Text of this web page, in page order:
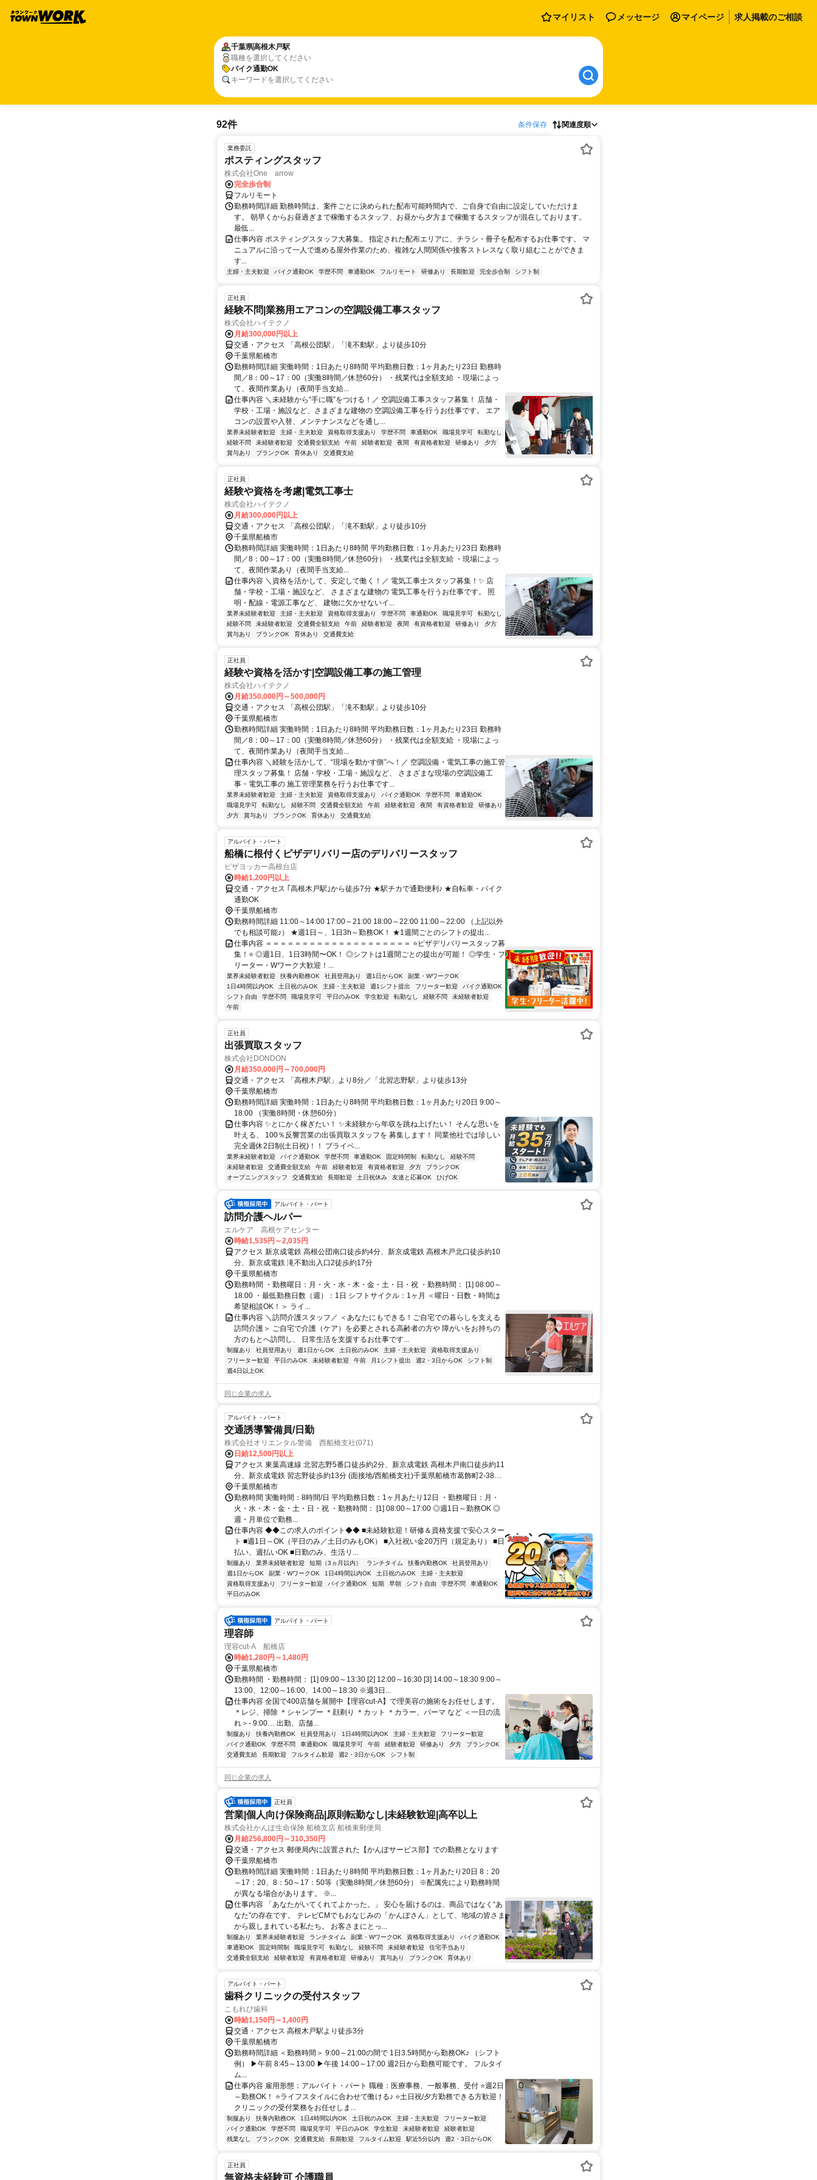
マイリスト メッセージ マイページ 求人掲載のご相談
千葉県高根木戸駅
職種を選択してください
バイク通勤OK
キーワードを選択してください
92件 条件保存 関連度順
業務委託
ポスティングスタッフ
株式会社One arrow
完全歩合制
フルリモート
勤務時間詳細 勤務時間は、案件ごとに決められた配布可能時間内で、ご自身で自由に設定していただけま
す。 朝早くからお昼過ぎまで稼働するスタッフ、お昼から夕方まで稼働するスタッフが混在しております。
最低...
仕事内容 ポスティングスタッフ大募集。 指定された配布エリアに、チラシ・冊子を配布するお仕事です。 マ
ニュアルに沿って一人で進める屋外作業のため、複雑な人間関係や接客ストレスなく取り組むことができま
す...
主婦・主夫歓迎 バイク通勤OK 学歴不問 車通勤OK フルリモート 研修あり 長期歓迎 完全歩合制 シフト制
正社員
経験不問|業務用エアコンの空調設備工事スタッフ
株式会社ハイテクノ
月給300,000円以上
交通・アクセス 「高根公団駅」「滝不動駅」より徒歩10分
千葉県船橋市
勤務時間詳細 実働時間：1日あたり8時間 平均勤務日数：1ヶ月あたり23日 勤務時
間／8：00～17：00（実働8時間／休憩60分） ・残業代は全額支給 ・現場によっ
て、夜間作業あり（夜間手当支給...
仕事内容 ＼未経験から“手に職”をつける！／ 空調設備工事スタッフ募集！ 店舗・
学校・工場・施設など、さまざまな建物の 空調設備工事を行うお仕事です。 エア
コンの設置や入替、メンテナンスなどを通し...
業界未経験者歓迎 主婦・主夫歓迎 資格取得支援あり 学歴不問 車通勤OK 職場見学可
転勤なし
経験不問
未経験者歓迎 交通費全額支給 午前 経験者歓迎 夜間 有資格者歓迎 研修あり
夕方
賞与あり
ブランクOK 育休あり 交通費支給
正社員
経験や資格を考慮|電気工事士
株式会社ハイテクノ
月給300,000円以上
交通・アクセス 「高根公団駅」「滝不動駅」より徒歩10分
千葉県船橋市
勤務時間詳細 実働時間：1日あたり8時間 平均勤務日数：1ヶ月あたり23日 勤務時
間／8：00～17：00（実働8時間／休憩60分） ・残業代は全額支給 ・現場によっ
て、夜間作業あり（夜間手当支給...
仕事内容 ＼資格を活かして、安定して働く！／ 電気工事士スタッフ募集！✨ 店
舗・学校・工場・施設など、 さまざまな建物の 電気工事を行うお仕事です。 照
明・配線・電源工事など、 建物に欠かせないイ...
業界未経験者歓迎 主婦・主夫歓迎 資格取得支援あり 学歴不問 車通勤OK 職場見学可
転勤なし
経験不問
未経験者歓迎 交通費全額支給 午前 経験者歓迎 夜間 有資格者歓迎 研修あり
夕方
賞与あり
ブランクOK 育休あり 交通費支給
正社員
経験や資格を活かす|空調設備工事の施工管理
株式会社ハイテクノ
月給350,000円～500,000円
交通・アクセス 「高根公団駅」「滝不動駅」より徒歩10分
千葉県船橋市
勤務時間詳細 実働時間：1日あたり8時間 平均勤務日数：1ヶ月あたり23日 勤務時
間／8：00～17：00（実働8時間／休憩60分） ・残業代は全額支給 ・現場によっ
て、夜間作業あり（夜間手当支給...
仕事内容 ＼経験を活かして、“現場を動かす側”へ！／ 空調設備・電気工事の施工管
理スタッフ募集！ 店舗・学校・工場・施設など、 さまざまな現場の空調設備工
事・電気工事の 施工管理業務を行うお仕事です...
業界未経験者歓迎 主婦・主夫歓迎 資格取得支援あり バイク通勤OK 学歴不問
車通勤OK
職場見学可
転勤なし 経験不問 交通費全額支給 午前 経験者歓迎 夜間 有資格者歓迎
研修あり
夕方
賞与あり ブランクOK 育休あり 交通費支給
アルバイト・パート
船橋に根付くピザデリバリー店のデリバリースタッフ
ピザヨッカー高根台店
時給1,200円以上
交通・アクセス ｢高根木戸駅｣から徒歩7分 ★駅チカで通勤便利♪ ★自転車・バイク
通勤OK
千葉県船橋市
勤務時間詳細 11:00～14:00 17:00～21:00 18:00～22:00 11:00～22:00 （上記以外
でも相談可能♪） ★週1日～、1日3h～勤務OK！ ★1週間ごとのシフトの提出...
仕事内容 ＝＝＝＝＝＝＝＝＝＝＝＝＝＝＝＝＝＝＝＝ ⭐ピザデリバリースタッフ募
集！⭐ ◎週1日、1日3時間〜OK！ ◎シフトは1週間ごとの提出が可能！ ◎学生・フ
リーター・Wワーク大歓迎！...
業界未経験者歓迎 扶養内勤務OK 社員登用あり 週1日からOK
副業・WワークOK
1日4時間以内OK
土日祝のみOK 主婦・主夫歓迎 週1シフト提出 フリーター歓迎
バイク通勤OK
シフト自由
学歴不問 職場見学可 平日のみOK 学生歓迎 転勤なし 経験不問
未経験者歓迎
午前
正社員
出張買取スタッフ
株式会社DONDON
月給350,000円～700,000円
交通・アクセス 「高根木戸駅」より8分／「北習志野駅」より徒歩13分
千葉県船橋市
勤務時間詳細 実働時間：1日あたり8時間 平均勤務日数：1ヶ月あたり20日 9:00～
18:00 （実働8時間・休憩60分）
仕事内容 ✨とにかく稼ぎたい！ ✨未経験から年収を跳ね上げたい！ そんな思いを
叶える、 100％反響営業の出張買取スタッフを 募集します！ 同業他社では珍しい
完全週休2日制(土日祝)！！ プライベ...
業界未経験者歓迎 バイク通勤OK 学歴不問 車通勤OK 固定時間制 転勤なし
経験不問
未経験者歓迎
交通費全額支給 午前 経験者歓迎 有資格者歓迎 夕方
ブランクOK
オープニングスタッフ
交通費支給 長期歓迎 土日祝休み 友達と応募OK ひげOK
アルバイト・パート
訪問介護ヘルパー
エルケア 高根ケアセンター
時給1,535円～2,035円
アクセス 新京成電鉄 高根公団南口徒歩約4分、新京成電鉄 高根木戸北口徒歩約10
分、新京成電鉄 滝不動出入口2徒歩約17分
千葉県船橋市
勤務時間 ・勤務曜日：月・火・水・木・金・土・日・祝 ・勤務時間： [1] 08:00～
18:00 ・最低勤務日数（週）：1日 シフトサイクル：1ヶ月 ＜曜日・日数・時間は
希望相談OK！＞ ライ...
仕事内容 ＼訪問介護スタッフ／ ＜あなたにもできる！ご自宅での暮らしを支える
訪問介護＞ ご自宅で介護（ケア）を必要とされる高齢者の方や 障がいをお持ちの
方のもとへ訪問し、 日常生活を支援するお仕事です...
制服あり 社員登用あり 週1日からOK 土日祝のみOK 主婦・主夫歓迎
資格取得支援あり
フリーター歓迎
平日のみOK 未経験者歓迎 午前 月1シフト提出 週2・3日からOK
シフト制
週4日以上OK
同じ企業の求人
アルバイト・パート
交通誘導警備員/日勤
株式会社オリエンタル警備 西船橋支社(071)
日給12,500円以上
アクセス 東葉高速線 北習志野5番口徒歩約2分、新京成電鉄 高根木戸南口徒歩約11
分、新京成電鉄 習志野徒歩約13分 (面接地/西船橋支社)千葉県船橋市葛飾町2-380-2
ヤマゲンビル2階
千葉県船橋市
勤務時間 実働時間：8時間/日 平均勤務日数：1ヶ月あたり12日 ・勤務曜日：月・
火・水・木・金・土・日・祝 ・勤務時間： [1] 08:00～17:00 ◎週1日～勤務OK ◎
週・月単位で勤務...
仕事内容 ◆◆この求人のポイント◆◆ ■未経験歓迎！研修＆資格支援で安心スター
ト ■週1日～OK（平日のみ／土日のみもOK） ■入社祝い金20万円（規定あり） ■日
払い、週払いOK ■日勤のみ、生活リ...
制服あり 業界未経験者歓迎 短期（3ヵ月以内） ランチタイム 扶養内勤務OK
社員登用あり
週1日からOK
副業・WワークOK 1日4時間以内OK 土日祝のみOK
主婦・主夫歓迎
資格取得支援あり
フリーター歓迎 バイク通勤OK 短期 早朝 シフト自由 学歴不問
車通勤OK
平日のみOK
アルバイト・パート
理容師
理容cut-A 船橋店
時給1,280円～1,480円
千葉県船橋市
勤務時間 ・勤務時間： [1] 09:00～13:30 [2] 12:00～16:30 [3] 14:00～18:30 9:00～
13:00、12:00～16:00、14:00～18:30 ※週3日...
仕事内容 全国で400店舗を展開中【理容cut-A】で理美容の施術をお任せします。
＊レジ、掃除 ＊シャンプー ＊顔剃り ＊カット ＊カラー、パーマ など ＜一日の流
れ＞- 9:00… 出勤、店舗...
制服あり 扶養内勤務OK 社員登用あり 1日4時間以内OK 主婦・主夫歓迎
フリーター歓迎
バイク通勤OK
学歴不問 車通勤OK 職場見学可 午前 経験者歓迎 研修あり 夕方
ブランクOK
交通費支給
長期歓迎 フルタイム歓迎 週2・3日からOK シフト制
同じ企業の求人
正社員
営業|個人向け保険商品|原則転勤なし|未経験歓迎|高卒以上
株式会社かんぽ生命保険 船橋支店 船橋東郵便局
月給256,800円～310,350円
交通・アクセス 郵便局内に設置された【かんぽサービス部】での勤務となります
千葉県船橋市
勤務時間詳細 実働時間：1日あたり8時間 平均勤務日数：1ヶ月あたり20日 8：20
～17：20、8：50～17：50等（実働8時間／休憩60分） ※配属先により勤務時間
が異なる場合があります。 ※...
仕事内容 「あなたがいてくれてよかった。」 安心を届けるのは、商品ではなく“あ
なた”の存在です。 テレビCMでもおなじみの「かんぽさん」として、地域の皆さま
から親しまれている私たち。 お客さまにとっ...
制服あり 業界未経験者歓迎 ランチタイム 副業・WワークOK 資格取得支援あり
バイク通勤OK
車通勤OK
固定時間制 職場見学可 転勤なし 経験不問 未経験者歓迎
住宅手当あり
交通費全額支給
経験者歓迎 有資格者歓迎 研修あり 賞与あり ブランクOK 育休あり
アルバイト・パート
歯科クリニックの受付スタッフ
こもれび歯科
時給1,150円～1,400円
交通・アクセス 高根木戸駅より徒歩3分
千葉県船橋市
勤務時間詳細 ＜勤務時間＞ 9:00～21:00の間で 1日3.5時間から勤務OK♪ （シフト
例） ▶午前 8:45～13:00 ▶午後 14:00～17:00 週2日から勤務可能です。 フルタイ
ム...
仕事内容 雇用形態：アルバイト・パート 職種：医療事務、一般事務、受付 ⭐週2日
～勤務OK！ ⭐ライフスタイルに合わせて働ける♪ ⭐土日祝/夕方勤務できる方歓迎！
クリニックの受付業務をお任せしま...
制服あり 扶養内勤務OK 1日4時間以内OK 土日祝のみOK 主婦・主夫歓迎
フリーター歓迎
バイク通勤OK
学歴不問 職場見学可 平日のみOK 学生歓迎 未経験者歓迎
経験者歓迎
残業なし
ブランクOK 交通費支給 長期歓迎 フルタイム歓迎 駅近5分以内 週2・3日からOK
正社員
無資格未経験可 介護職員